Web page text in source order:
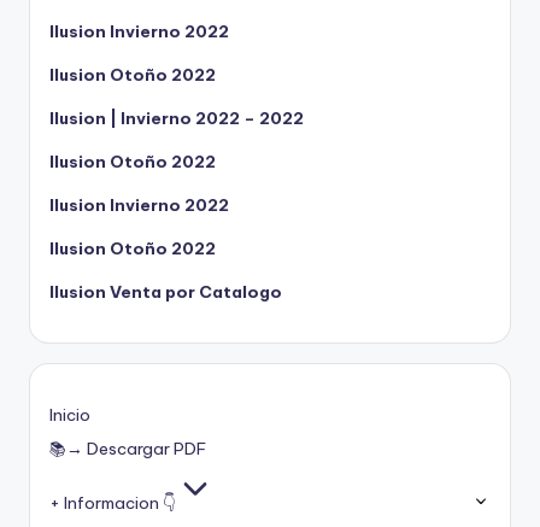
Ilusion Invierno 2022
Ilusion Otoño 2022
Ilusion | Invierno 2022 – 2022
Ilusion Otoño 2022
Ilusion Invierno 2022
Ilusion Otoño 2022
Ilusion Venta por Catalogo
Inicio
📚→ Descargar PDF
+ Informacion 👇